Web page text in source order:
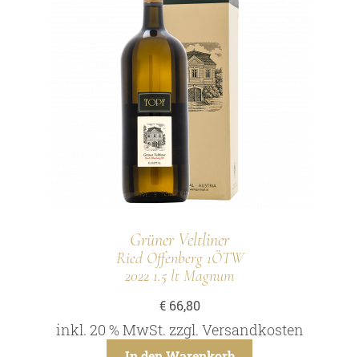
Grüner Veltliner
Ried Offenberg 1ÖTW
2022 1.5 lt Magnum
€66,80
inkl. 20 % MwSt. zzgl. Versandkosten